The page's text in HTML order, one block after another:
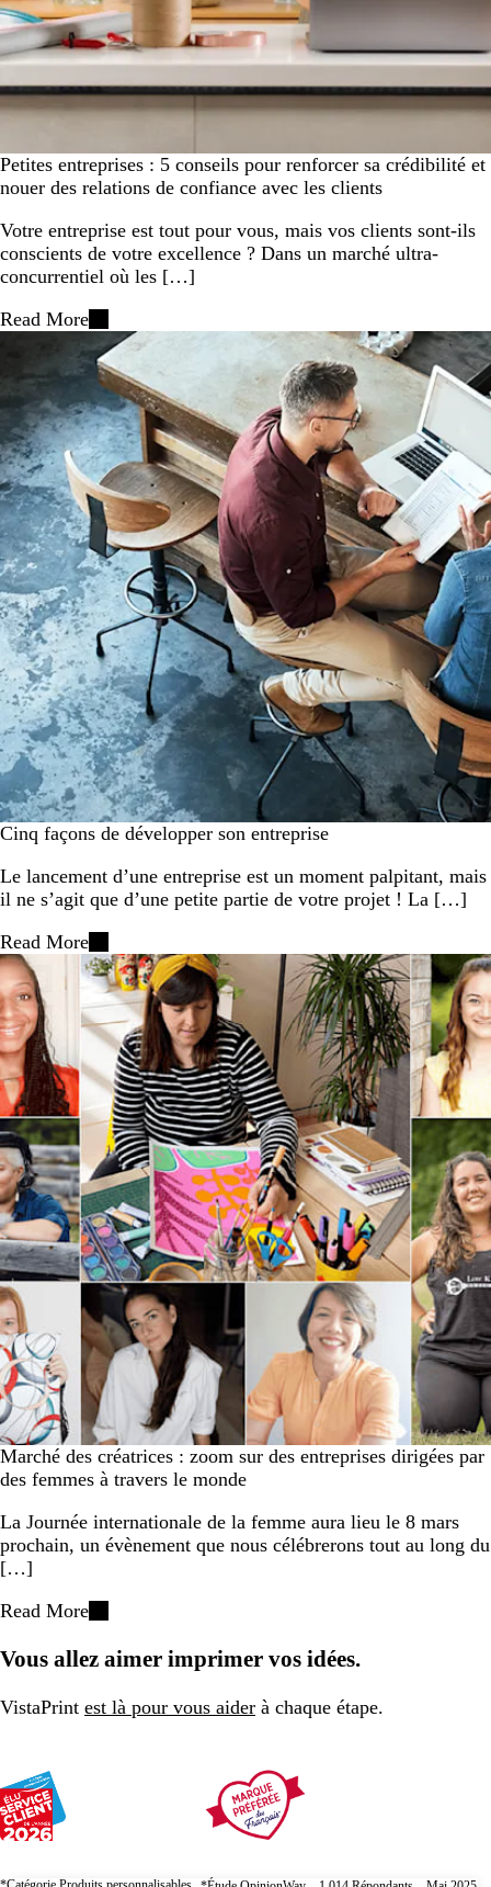
Petites entreprises : 5 conseils pour renforcer sa crédibilité et
nouer des relations de confiance avec les clients
Votre entreprise est tout pour vous, mais vos clients sont-ils
conscients de votre excellence ? Dans un marché ultra-
concurrentiel où les […]
Read More
Cinq façons de développer son entreprise
Le lancement d’une entreprise est un moment palpitant, mais
il ne s’agit que d’une petite partie de votre projet ! La […]
Read More
Marché des créatrices : zoom sur des entreprises dirigées par
des femmes à travers le monde
La Journée internationale de la femme aura lieu le 8 mars
prochain, un évènement que nous célébrerons tout au long du
[…]
Read More
Vous allez aimer imprimer vos idées.
VistaPrint est là pour vous aider à chaque étape.